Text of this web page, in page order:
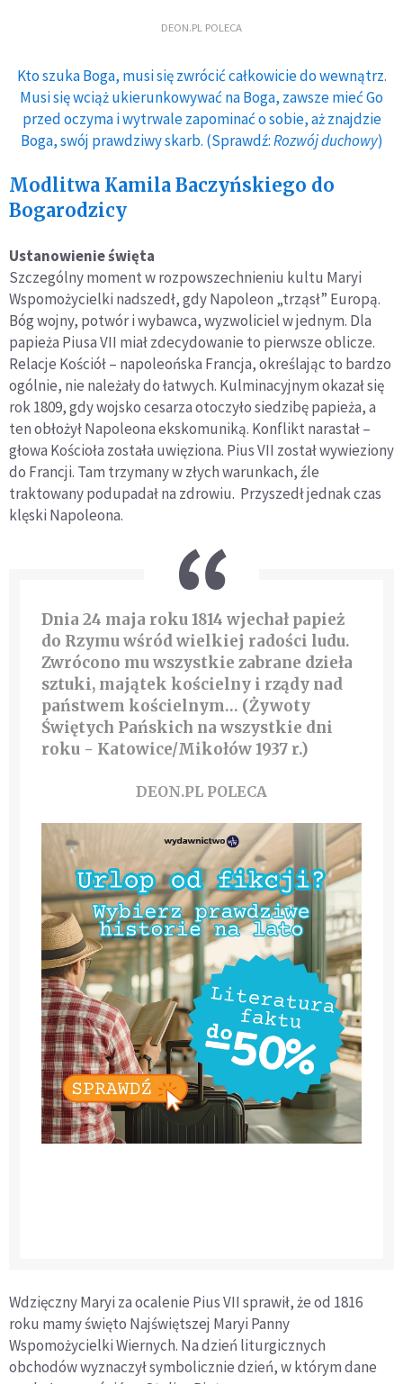
DEON.PL POLECA
Kto szuka Boga, musi się zwrócić całkowicie do wewnątrz.
Musi się wciąż ukierunkowywać na Boga, zawsze mieć Go
przed oczyma i wytrwale zapominać o sobie, aż znajdzie
Boga, swój prawdziwy skarb. (Sprawdź:Rozwój duchowy)
Modlitwa Kamila Baczyńskiego do
Bogarodzicy
Ustanowienie święta
Szczególny moment w rozpowszechnieniu kultu Maryi
Wspomożycielki nadszedł, gdy Napoleon „trząsł” Europą.
Bóg wojny, potwór i wybawca, wyzwoliciel w jednym. Dla
papieża Piusa VII miał zdecydowanie to pierwsze oblicze.
Relacje Kościół – napoleońska Francja, określając to bardzo
ogólnie, nie należały do łatwych. Kulminacyjnym okazał się
rok 1809, gdy wojsko cesarza otoczyło siedzibę papieża, a
ten obłożył Napoleona ekskomuniką. Konflikt narastał –
głowa Kościoła została uwięziona. Pius VII został wywieziony
do Francji. Tam trzymany w złych warunkach, źle
traktowany podupadał na zdrowiu. Przyszedł jednak czas
klęski Napoleona.
Dnia 24 maja roku 1814 wjechał papież
do Rzymu wśród wielkiej radości ludu.
Zwrócono mu wszystkie zabrane dzieła
sztuki, majątek kościelny i rządy nad
państwem kościelnym… (Żywoty
Świętych Pańskich na wszystkie dni
roku - Katowice/Mikołów 1937 r.)
DEON.PL POLECA
Wdzięczny Maryi za ocalenie Pius VII sprawił, że od 1816
roku mamy święto Najświętszej Maryi Panny
Wspomożycielki Wiernych. Na dzień liturgicznych
obchodów wyznaczył symbolicznie dzień, w którym dane